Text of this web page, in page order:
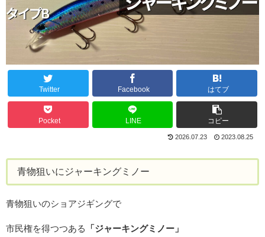
Twitter Facebook はてブ
Pocket LINE コピー
2026.07.23 2023.08.25
青物狙いにジャーキングミノー
青物狙いのショアジギングで
市民権を得つつある 「ジャーキングミノー」